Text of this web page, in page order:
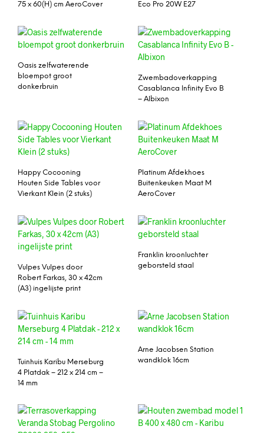
75 x 60(H) cm AeroCover Eco Pro 20W E27
Oasis zelfwaterende
bloempot groot
donkerbruin
Zwembadoverkapping
Casablanca Infinity Evo B
– Albixon
Happy Cocooning
Houten Side Tables voor
Vierkant Klein (2 stuks)
Platinum Afdekhoes
Buitenkeuken Maat M
AeroCover
Vulpes Vulpes door
Robert Farkas, 30 x 42cm
(A3) ingelijste print
Franklin kroonluchter
geborsteld staal
Tuinhuis Karibu Merseburg
4 Platdak – 212 x 214 cm –
14 mm
Arne Jacobsen Station
wandklok 16cm